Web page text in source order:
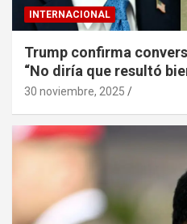
INTERNACIONAL
Trump confirma
“No diría que resultó
30 noviembre, 2025